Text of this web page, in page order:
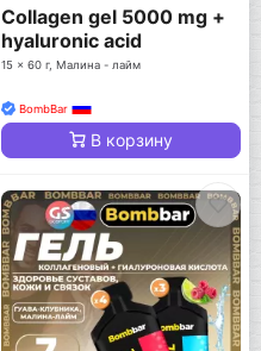
Collagen gel 5000 mg +
hyaluronic acid
15 x 60 г, Малина - лайм
BombBar
В корзину